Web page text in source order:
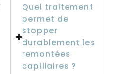
Quel traitement
permet de
stopper
durablement les
remontées
capillaires ?